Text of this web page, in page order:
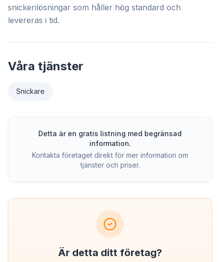
snickerilösningar som håller hög standard och
levereras i tid.
Våra tjänster
Snickare
Detta är en gratis listning med begränsad
information.
Kontakta företaget direkt för mer information om
tjänster och priser.
Är detta ditt företag?